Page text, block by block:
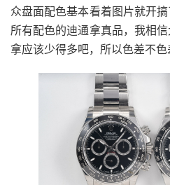
众盘面配色基本看着图片就开
所有配色的迪通拿真品，我相
拿应该少得多吧，所以色差不色